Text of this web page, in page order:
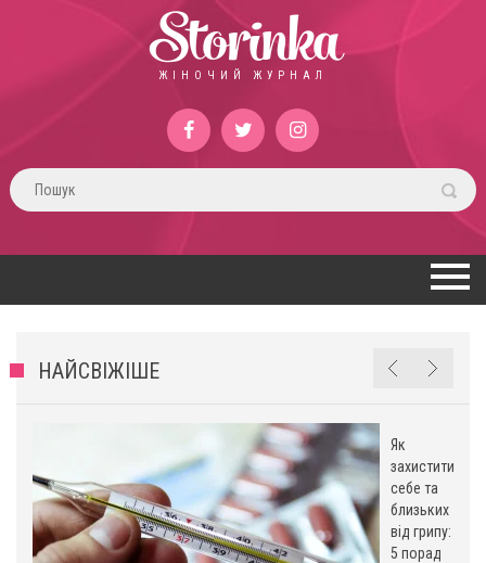
Storinka
ЖІНОЧИЙ ЖУРНАЛ
НАЙСВІЖІШЕ
Як
захистити
себе та
близьких
від грипу:
5 порад